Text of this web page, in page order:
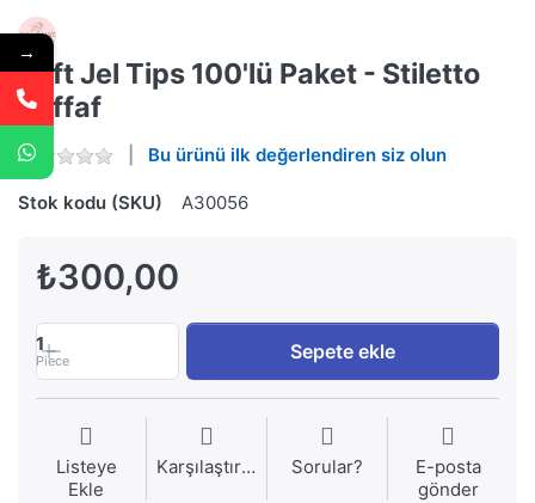
Soft Jel Tips 100'lü Paket - Stiletto
Şeffaf
Bu ürünü ilk değerlendiren siz olun
Stok kodu (SKU) A30056
₺300,00
1
Piece Sepete ekle
Listeye
Ekle
Karşılaştırma Sorular?
E-posta
gönder
→